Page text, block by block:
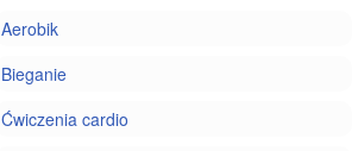
Aerobik
Bieganie
Ćwiczenia cardio